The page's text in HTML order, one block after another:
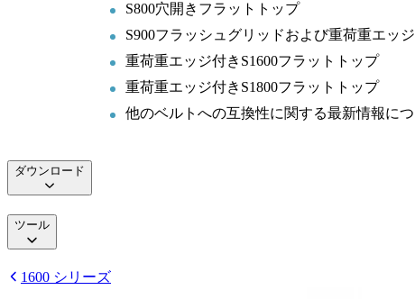
S800穴開きフラットトップ
S900フラッシュグリッドおよび重荷重エッ
重荷重エッジ付きS1600フラットトップ
重荷重エッジ付きS1800フラットトップ
他のベルトへの互換性に関する最新情報に
ダウンロード
ツール
1600 シリーズ